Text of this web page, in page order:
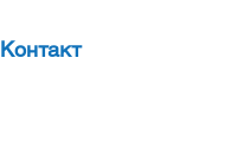
Контакт